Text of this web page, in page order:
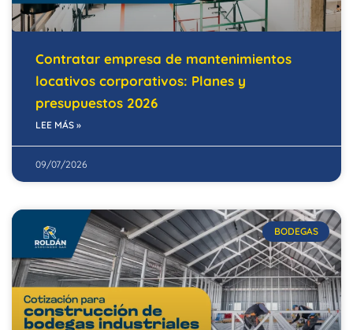
Contratar empresa de mantenimientos
locativos corporativos: Planes y
presupuestos 2026
LEE MÁS »
09/07/2026
BODEGAS